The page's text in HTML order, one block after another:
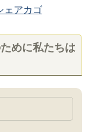
ェアカゴ
めに私たちは